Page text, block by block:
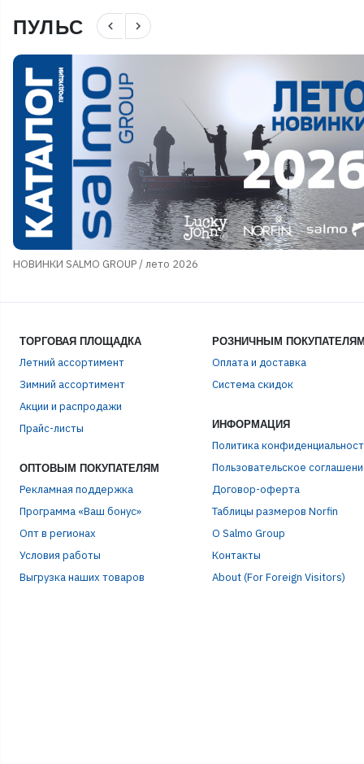
ПУЛЬС navigate_before navigate_next
НОВИНКИ SALMO GROUP / лето 2026
ТОРГОВАЯ ПЛОЩАДКА
Летний ассортимент
Зимний ассортимент
Акции и распродажи
Прайс-листы
ОПТОВЫМ ПОКУПАТЕЛЯМ
Рекламная поддержка
Программа «Ваш бонус»
Опт в регионах
Условия работы
Выгрузка наших товаров
РОЗНИЧНЫМ
Оплата и доставка
Система скидок
ИНФОРМАЦИЯ
Политика
Пользовательское
Договор-оферта
Таблицы размеров Norfin
О Salmo Group
Контакты
About (For Foreign Visitors)